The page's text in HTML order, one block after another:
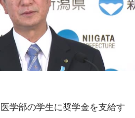
学部の学生に奨学金を支給す